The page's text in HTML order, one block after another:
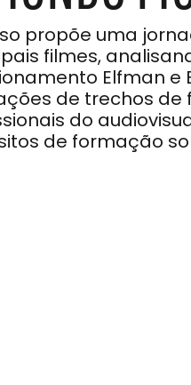
propõe uma
filmes,
Elfman e
de trechos de
do
de formação